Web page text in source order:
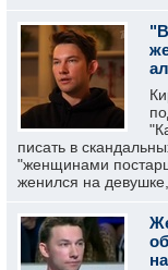
писать в
"женщинами
женился на